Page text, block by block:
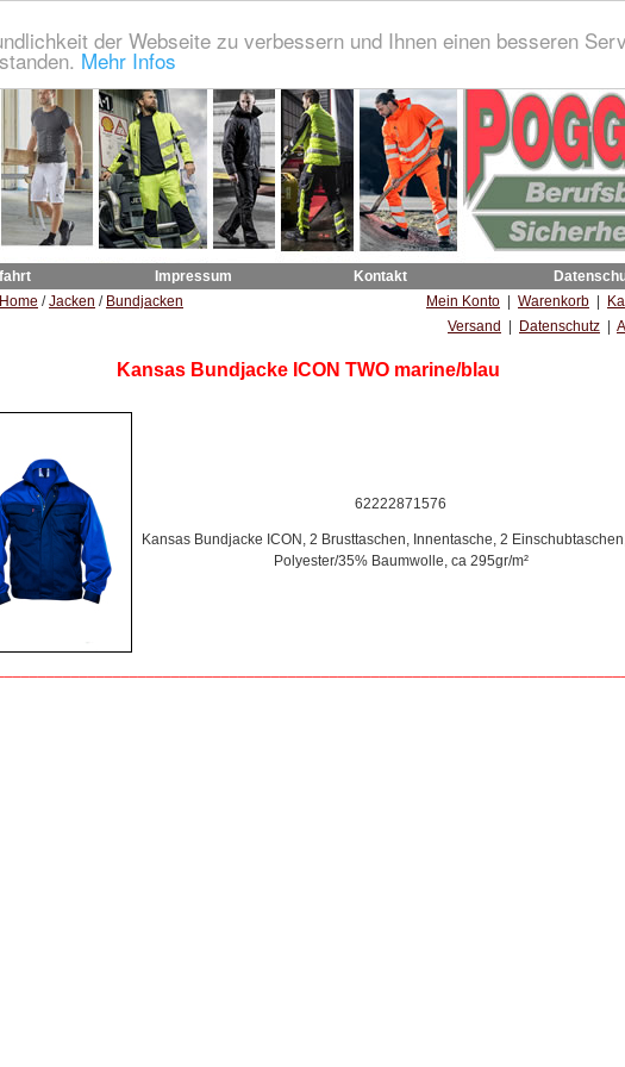
der Webseite zu verbessern und Ihnen einen besseren
Mehr Infos
Impressum Kontakt
/Jacken / Bundjacken Mein Konto Warenkorb
Versand
Datenschutz
Kansas Bundjacke ICON TWO marine/blau
62222871576
Kansas Bundjacke ICON, 2 Brusttaschen, Innentasche, 2
Polyester/35% Baumwolle, ca 295gr/m²